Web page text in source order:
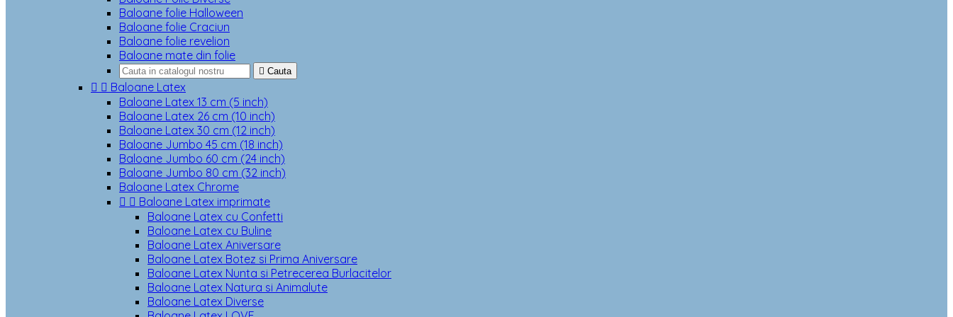
Baloane folie Halloween
Baloane folie Craciun
Baloane folie revelion
Baloane mate din folie
 Cauta
  Baloane Latex
Baloane Latex 13 cm (5 inch)
Baloane Latex 26 cm (10 inch)
Baloane Latex 30 cm (12 inch)
Baloane Jumbo 45 cm (18 inch)
Baloane Jumbo 60 cm (24 inch)
Baloane Jumbo 80 cm (32 inch)
Baloane Latex Chrome
  Baloane Latex imprimate
Baloane Latex cu Confetti
Baloane Latex cu Buline
Baloane Latex Aniversare
Baloane Latex Botez si Prima Aniversare
Baloane Latex Nunta si Petrecerea Burlacitelor
Baloane Latex Natura si Animalute
Baloane Latex Diverse